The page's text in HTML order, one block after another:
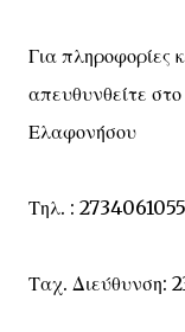
Για πληροφορίες
απευθυνθείτε
Ελαφονήσου
Τηλ. : 2734061055
Ταχ. Διεύθυνση: